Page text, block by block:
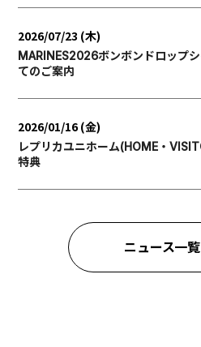
2026/07/23 (木)
MARINES2026ボンボンドロップ
てのご案内
2026/01/16 (金)
レプリカユニホーム(HOME・
特典
ニュース一